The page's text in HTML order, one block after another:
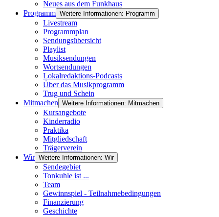
Neues aus dem Funkhaus
Programm Weitere Informationen: Programm
Livestream
Programmplan
Sendungsübersicht
Playlist
Musiksendungen
Wortsendungen
Lokalredaktions-Podcasts
Über das Musikprogramm
Trug und Schein
Mitmachen Weitere Informationen: Mitmachen
Kursangebote
Kinderradio
Praktika
Mitgliedschaft
Trägerverein
Wir Weitere Informationen: Wir
Sendegebiet
Tonkuhle ist ...
Team
Gewinnspiel - Teilnahmebedingungen
Finanzierung
Geschichte